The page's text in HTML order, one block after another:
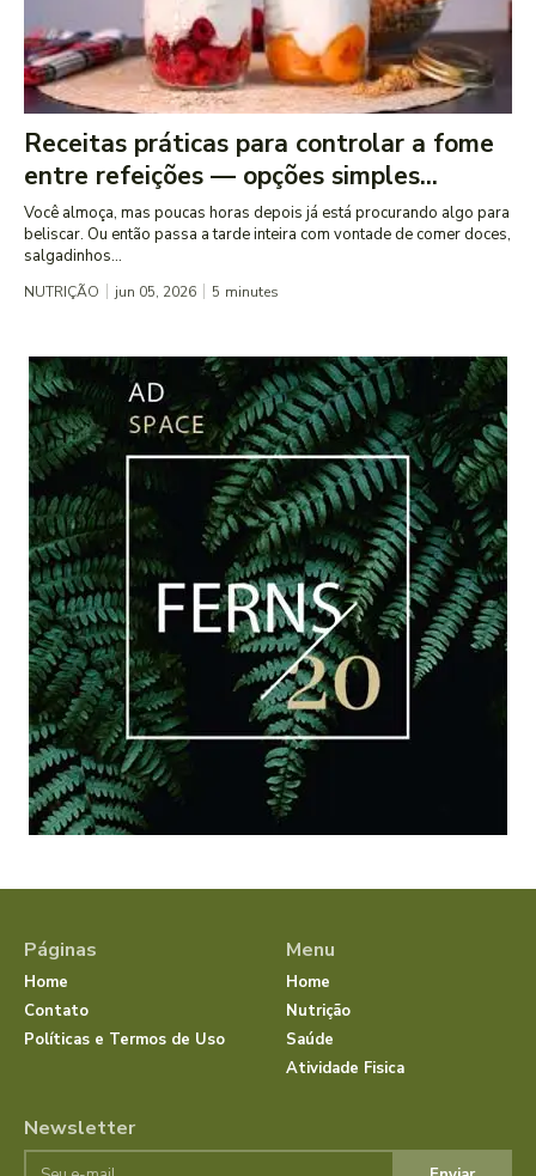
Receitas práticas para controlar a fome
entre refeições — opções simples...
Você almoça, mas poucas horas depois já está procurando algo para
beliscar. Ou então passa a tarde inteira com vontade de comer doces,
salgadinhos...
NUTRIÇÃO jun 05, 2026 5 minutes
Páginas
Home
Contato
Políticas e Termos de Uso
Menu
Home
Nutrição
Saúde
Atividade Fisica
Newsletter